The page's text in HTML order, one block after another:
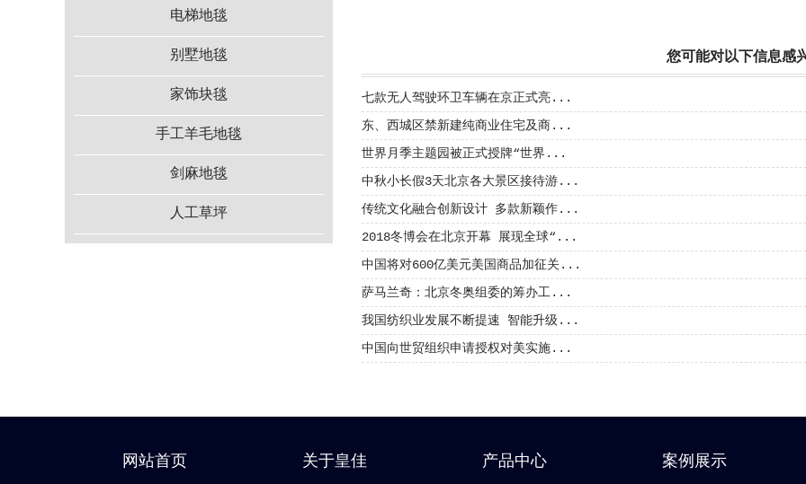
电梯地毯
别墅地毯
家饰块毯
手工羊毛地毯
剑麻地毯
人工草坪
您可能对以下信息感
七款无人驾驶环卫车辆在京正式亮...
东、西城区禁新建纯商业住宅及商...
世界月季主题园被正式授牌“世界...
中秋小长假3天北京各大景区接待游...
传统文化融合创新设计 多款新颖作...
2018冬博会在北京开幕 展现全球“...
中国将对600亿美元美国商品加征关...
萨马兰奇：北京冬奥组委的筹办工...
我国纺织业发展不断提速 智能升级...
中国向世贸组织申请授权对美实施...
网站首页 关于皇佳 产品中心 案例展示